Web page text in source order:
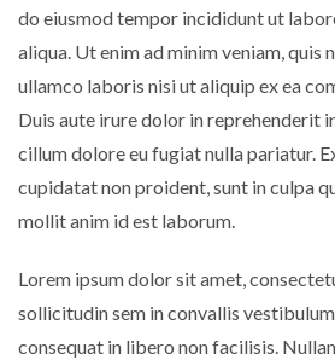
do eiusmod tempor incididunt ut
aliqua. Ut enim ad minim veniam,
ullamco laboris nisi ut aliquip ex ea
Duis aute irure dolor in reprehenderit
cillum dolore eu fugiat nulla pariatur.
cupidatat non proident, sunt in culpa
mollit anim id est laborum.
Lorem ipsum dolor sit amet,
sollicitudin sem in convallis
consequat in libero non facilisis.